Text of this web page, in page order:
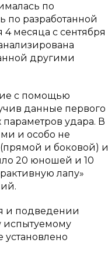
по
по разработанной
месяца с сентября
другими
с помощью
данные первого
параметров удара. В
и особо не
и боковой) и
20 юношей и 10
лапу»
и подведении
испытуемому
установлено